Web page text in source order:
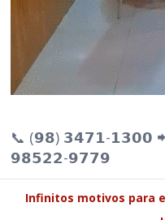
📞 (𝟵𝟴) 𝟯𝟰𝟳𝟭-𝟭𝟯𝟬𝟬
𝟵𝟴𝟱𝟮𝟮-𝟵𝟳𝟳𝟵
Infinitos motivos para